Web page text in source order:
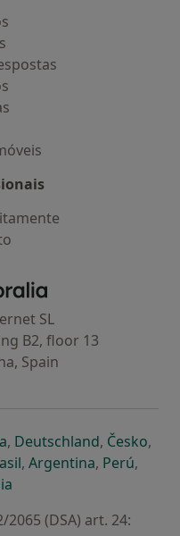
- Homepage
SL
B2, floor 13
Spain
separador
novo separador
abre num novo
, Deutschlandabre num
, Česko,
novo separador
num novo separador
abre num novo
, Argentinaabre num
, Perúabre
,
2065 (DSA) art. 24: